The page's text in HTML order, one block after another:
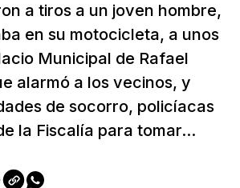
a tiros a un joven hombre,
en su motocicleta, a unos
Municipal de Rafael
alarmó a los vecinos, y
de socorro, policíacas
la Fiscalía para tomar...